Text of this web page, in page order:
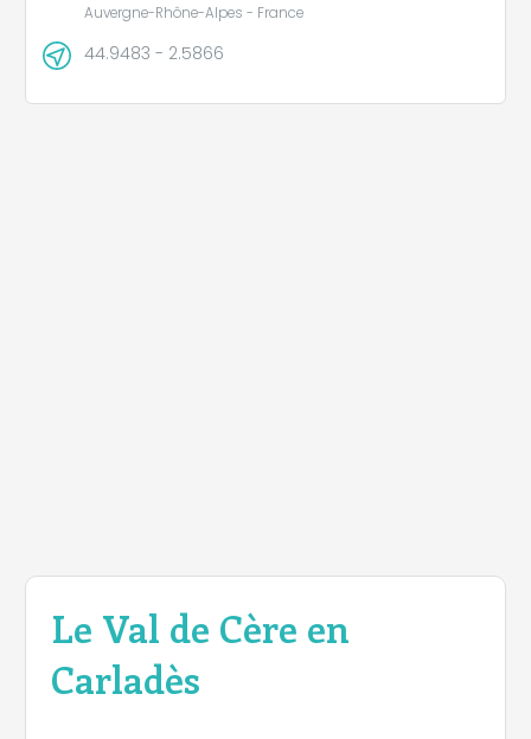
Le Val de Cère en
Carladès
Auvergne-Rhône-Alpes - France
44.9483 - 2.5866